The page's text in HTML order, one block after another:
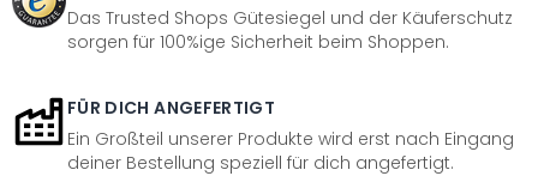
Das Trusted Shops Gütesiegel und der Käuferschutz
sorgen für 100%ige Sicherheit beim Shoppen.
FÜR DICH ANGEFERTIGT
Ein Großteil unserer Produkte wird erst nach Eingang
deiner Bestellung speziell für dich angefertigt.